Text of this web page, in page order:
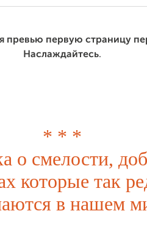
превью первую страницу
Наслаждайтесь.
* * *
о смелости,
которые так
в нашем